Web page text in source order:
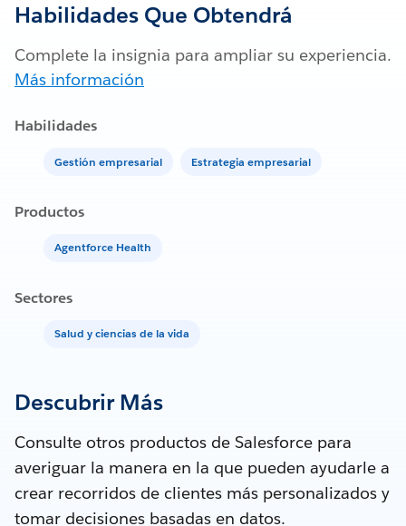
Habilidades Que Obtendrá
Complete la insignia para ampliar su experiencia.
Más información
Habilidades
Gestión empresarial Estrategia empresarial
Productos
Agentforce Health
Sectores
Salud y ciencias de la vida
Descubrir Más
Consulte otros productos de Salesforce para
averiguar la manera en la que pueden ayudarle a
crear recorridos de clientes más personalizados y
tomar decisiones basadas en datos.